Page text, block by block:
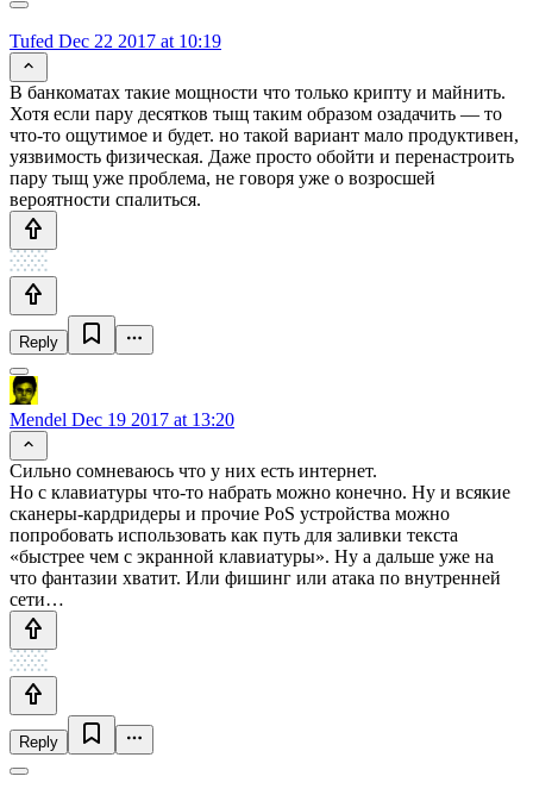
Tufed Dec 22 2017 at 10:19
В банкоматах такие мощности что только крипту и майнить.
Хотя если пару десятков тыщ таким образом озадачить — то
что-то ощутимое и будет. но такой вариант мало продуктивен,
уязвимость физическая. Даже просто обойти и перенастроить
пару тыщ уже проблема, не говоря уже о возросшей
вероятности спалиться.
Reply
Mendel Dec 19 2017 at 13:20
Сильно сомневаюсь что у них есть интернет.
Но с клавиатуры что-то набрать можно конечно. Ну и всякие
сканеры-кардридеры и прочие PoS устройства можно
попробовать использовать как путь для заливки текста
«быстрее чем с экранной клавиатуры». Ну а дальше уже на
что фантазии хватит. Или фишинг или атака по внутренней
сети…
Reply